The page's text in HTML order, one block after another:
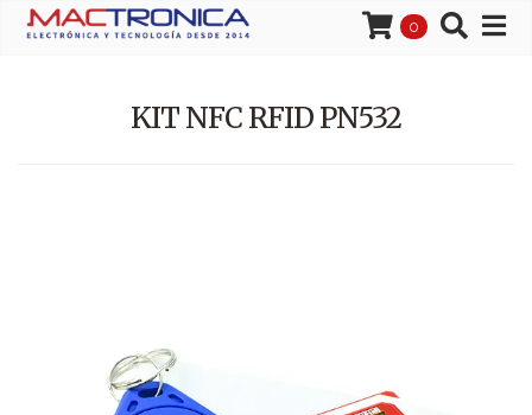
0
KIT NFC RFID PN532